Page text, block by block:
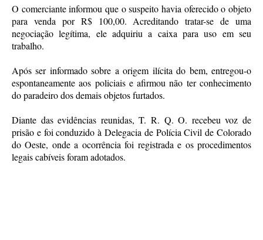
O comerciante informou que o suspeito havia oferecido o objeto
para venda por R$ 100,00. Acreditando tratar-se de uma
negociação legítima, ele adquiriu a caixa para uso em seu
trabalho.
Após ser informado sobre a origem ilícita do bem, entregou-o
espontaneamente aos policiais e afirmou não ter conhecimento
do paradeiro dos demais objetos furtados.
Diante das evidências reunidas, T. R. Q. O. recebeu voz de
prisão e foi conduzido à Delegacia de Polícia Civil de Colorado
do Oeste, onde a ocorrência foi registrada e os procedimentos
legais cabíveis foram adotados.